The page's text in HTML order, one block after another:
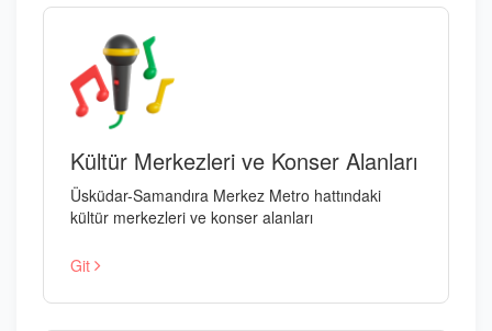
Kültür Merkezleri ve Konser Alanları
Üsküdar-Samandıra Merkez Metro hattındaki
kültür merkezleri ve konser alanları
Git